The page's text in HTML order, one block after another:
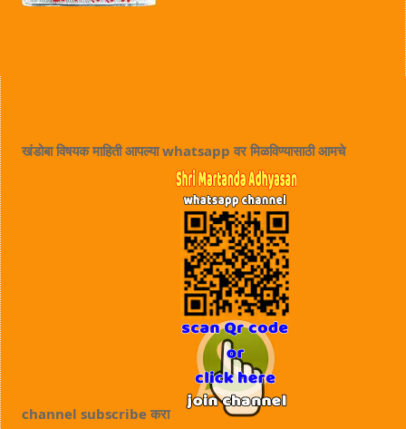
खंडोबा विषयक माहिती आपल्या whatsapp वर मिळविण्यासाठी आमचे
channel subscribe करा